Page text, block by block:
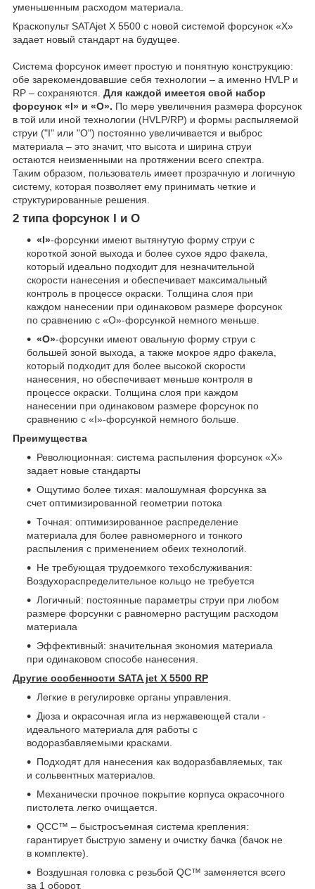
уменьшенным расходом материала.
Краскопульт SATAjet X 5500 с новой системой форсунок «X»
задает новый стандарт на будущее.
Система форсунок имеет простую и понятную конструкцию:
обе зарекомендовавшие себя технологии – а именно HVLP и
RP – сохраняются. Для каждой имеется свой набор
форсунок «I» и «О». По мере увеличения размера форсунок
в той или иной технологии (HVLP/RP) и формы распыляемой
струи ("I" или "O") постоянно увеличивается и выброс
материала – это значит, что высота и ширина струи
остаются неизменными на протяжении всего спектра.
Таким образом, пользователь имеет прозрачную и логичную
систему, которая позволяет ему принимать четкие и
структурированные решения.
2 типа форсунок I и O
«I»-форсунки имеют вытянутую форму струи с
короткой зоной выхода и более сухое ядро факела,
который идеально подходит для незначительной
скорости нанесения и обеспечивает максимальный
контроль в процессе окраски. Толщина слоя при
каждом нанесении при одинаковом размере форсунок
по сравнению с «O»-форсункой немного меньше.
«O»-форсунки имеют овальную форму струи с
большей зоной выхода, а также мокрое ядро факела,
который подходит для более высокой скорости
нанесения, но обеспечивает меньше контроля в
процессе окраски. Толщина слоя при каждом
нанесении при одинаковом размере форсунок по
сравнению с «I»-форсункой немного больше.
Преимущества
Революционная: система распыления форсунок «Х»
задает новые стандарты
Ощутимо более тихая: малошумная форсунка за
счет оптимизированной геометрии потока
Точная: оптимизированное распределение
материала для более равномерного и тонкого
распыления с применением обеих технологий.
Не требующая трудоемкого техобслуживания:
Воздухораспределительное кольцо не требуется
Логичный: постоянные параметры струи при любом
размере форсунки с равномерно растущим расходом
материала
Эффективный: значительная экономия материала
при одинаковом способе нанесения.
Другие особенности SATA jet X 5500 RP
Легкие в регулировке органы управления.
Дюза и окрасочная игла из нержавеющей стали -
идеального материала для работы с
водоразбавляемыми красками.
Подходят для нанесения как водоразбавляемых, так
и сольвентных материалов.
Механически прочное покрытие корпуса окрасочного
пистолета легко очищается.
QCC™ – быстросъемная система крепления:
гарантирует быструю замену и очистку бачка (бачок не
в комплекте).
Воздушная головка с резьбой QC™ заменяется всего
за 1 оборот.